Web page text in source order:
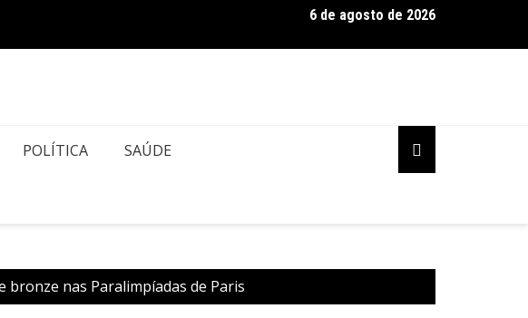
DESCASO: Concessionárias Âmbar e Águas de Manaus deixam a
6 de agosto de 2026
POLÍTICA SAÚDE
bronze nas Paralimpíadas de Paris